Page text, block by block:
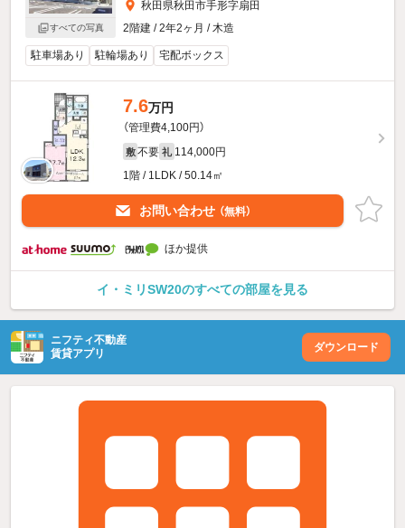
すべての写真
秋田県秋田市手形字扇田
2階建 / 2年2ヶ月 / 木造
駐車場あり 駐輪場あり 宅配ボックス
7.6万円
（管理費4,100円）
敷 不要 礼 114,000円
1階 / 1LDK / 50.14㎡
お問い合わせ （無料）
ほか提供
イ・ミリSW20のすべての部屋を見る
ニフティ不動産
賃貸アプリ
ダウンロード